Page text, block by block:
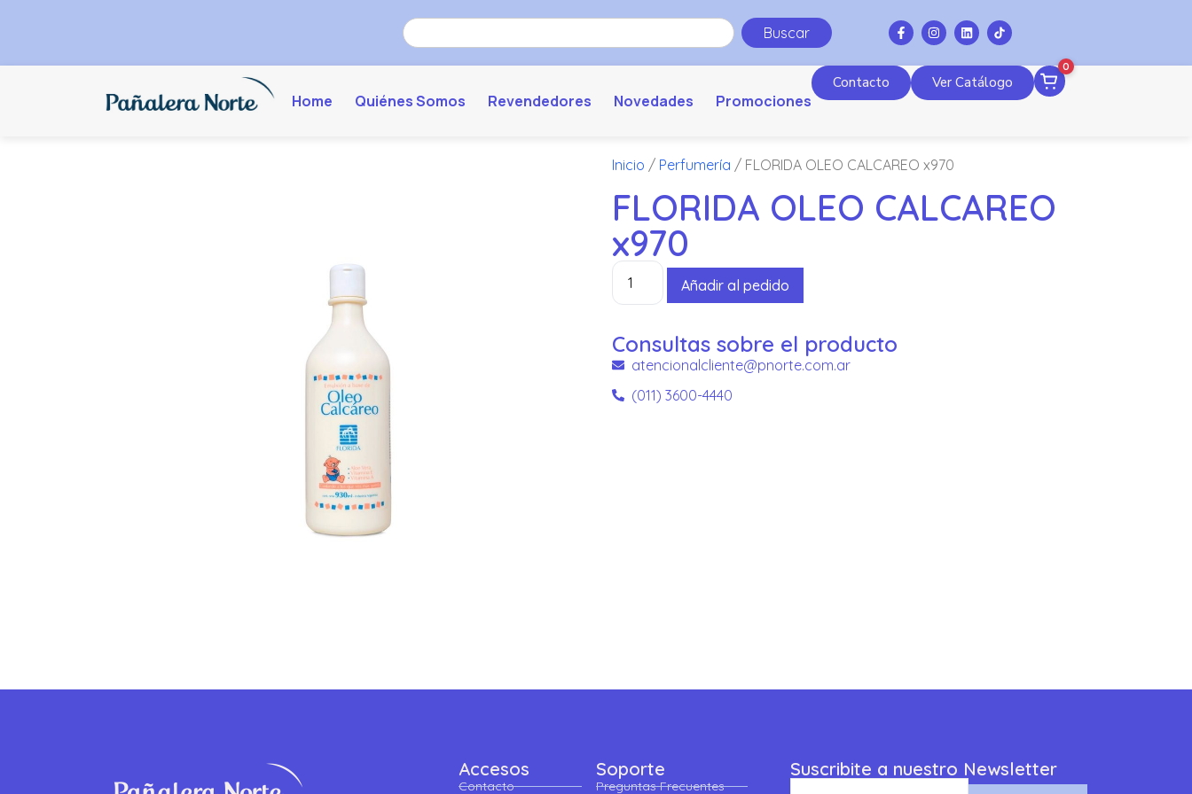
Buscar
Home Quiénes Somos Revendedores Novedades Promociones
Contacto Ver Catálogo
0
Inicio / Perfumería / FLORIDA OLEO CALCAREO x970
FLORIDA OLEO CALCAREO
x970
Añadir al pedido
Consultas sobre el producto
atencionalcliente@pnorte.com.ar
(011) 3600-4440
Accesos
Contacto
Soporte
Preguntas Frecuentes
Suscribite a nuestro Newsletter